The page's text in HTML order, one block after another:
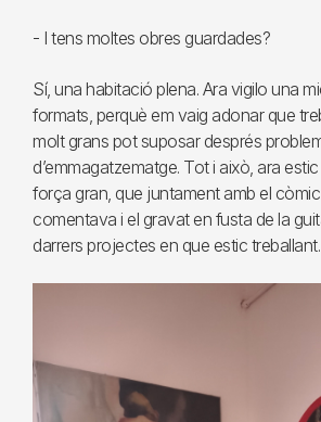
- I tens moltes obres guardades?
Sí, una habitació plena. Ara vigilo una
formats, perquè em vaig adonar que
molt grans pot suposar després
d’emmagatzematge. Tot i això, ara
força gran, que juntament amb el
comentava i el gravat en fusta de la
darrers projectes en que estic treballant.